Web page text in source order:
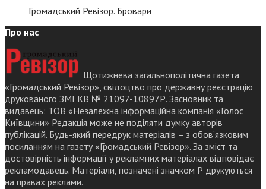
Громадський Ревізор. Бровари
Про нас
Щотижнева загальнополітична газета
«Громадський Ревізор», свідоцтво про державну реєстрацію
друкованого ЗМІ КВ № 21097-10897Р. Засновник та
видавець: ТОВ «Незалежна інформаційна компанія «Голос
Київщини» Редакція може не поділяти думку авторів
публікацій. Будь-який передрук матеріалів – з обов’язковим
посиланням на газету «Громадський Ревізор». За зміст та
достовірність інформації у рекламних матеріалах відповідає
рекламодавець. Матеріали, позначені значком Р друкуються
на правах реклами.